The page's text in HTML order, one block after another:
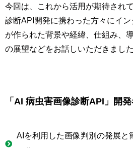
今回は、これから活用が期待され
診断API開発に携わった方々にイン
が作られた背景や経緯、仕組み、
の展望などをお話しいただきました
「AI 病虫害画像診断API」開
AIを利用した画像判別の発展と